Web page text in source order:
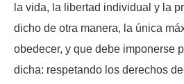
la vida, la libertad individual y la
dicho de otra manera, la única
obedecer, y que debe imponerse
dicha: respetando los derechos